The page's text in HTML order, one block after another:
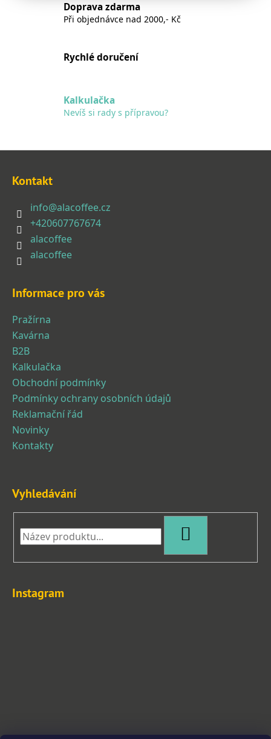
Doprava zdarma
Při objednávce nad 2000,- Kč
Rychlé doručení
Kalkulačka
Nevíš si rady s přípravou?
Kontakt
info@alacoffee.cz
+420607767674
alacoffee
alacoffee
Informace pro vás
Pražírna
Kavárna
B2B
Kalkulačka
Obchodní podmínky
Podmínky ochrany osobních údajů
Reklamační řád
Novinky
Kontakty
Vyhledávání
Instagram